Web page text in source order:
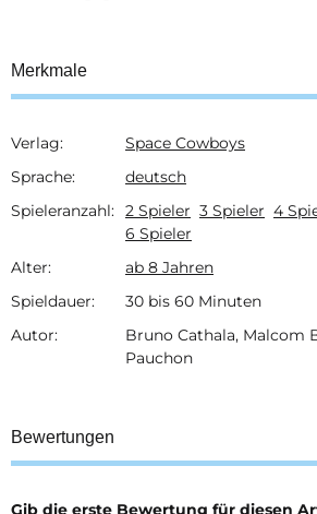
Merkmale
Produkteigenschaft
Wert
Verlag:
Space Cowboys
Sprache:
deutsch
Spieleranzahl: 2 Spieler 3 Spieler 4
6 Spieler
Alter:
ab 8 Jahren
Spieldauer:
30 bis 60 Minuten
Autor:
Bruno Cathala, Malcom
Pauchon
Bewertungen
Gib die erste Bewertung für diesen